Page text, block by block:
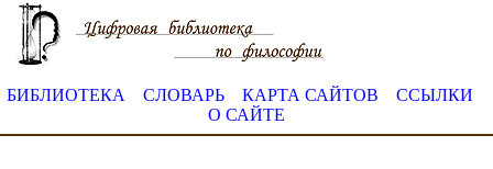
БИБЛИОТЕКА СЛОВАРЬ КАРТА САЙТОВ
ССЫЛКИ
О САЙТЕ